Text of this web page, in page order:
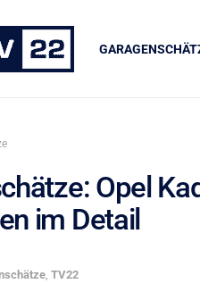
Opel
im Detail
, TV22